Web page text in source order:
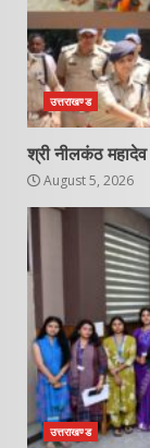
उत्तराखण्ड
श्री नीलकंठ
August 5, 2026
उत्तराखण्ड